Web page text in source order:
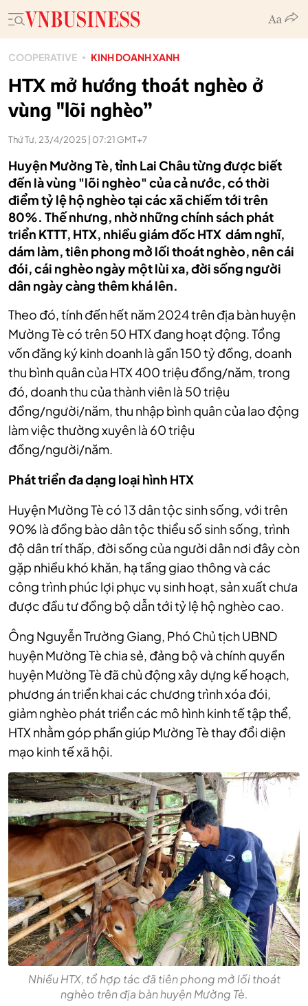
COOPERATIVE KINH DOANH XANH
HTX mở hướng thoát nghèo ở
vùng "lõi nghèo”
Thứ Tư, 23/4/2025 | 07:21 GMT+7
Huyện Mường Tè, tỉnh Lai Châu từng được biết
đến là vùng "lõi nghèo" của cả nước, có thời
điểm tỷ lệ hộ nghèo tại các xã chiếm tới trên
80%. Thế nhưng, nhờ những chính sách phát
triển KTTT, HTX, nhiều giám đốc HTX dám nghĩ,
dám làm, tiên phong mở lối thoát nghèo, nên cái
đói, cái nghèo ngày một lùi xa, đời sống người
dân ngày càng thêm khá lên.
Theo đó, tính đến hết năm 2024 trên địa bàn huyện
Mường Tè có trên 50 HTX đang hoạt động. Tổng
vốn đăng ký kinh doanh là gần 150 tỷ đồng, doanh
thu bình quân của HTX 400 triệu đồng/năm, trong
đó, doanh thu của thành viên là 50 triệu
đồng/người/năm, thu nhập bình quân của lao động
làm việc thường xuyên là 60 triệu
đồng/người/năm.
Phát triển đa dạng loại hình HTX
Huyện Mường Tè có 13 dân tộc sinh sống, với trên
90% là đồng bào dân tộc thiểu số sinh sống, trình
độ dân trí thấp, đời sống của người dân nơi đây còn
gặp nhiều khó khăn, hạ tầng giao thông và các
công trình phúc lợi phục vụ sinh hoạt, sản xuất chưa
được đầu tư đồng bộ dẫn tới tỷ lệ hộ nghèo cao.
Ông Nguyễn Trường Giang, Phó Chủ tịch UBND
huyện Mường Tè chia sẻ, đảng bộ và chính quyền
huyện Mường Tè đã chủ động xây dựng kế hoạch,
phương án triển khai các chương trình xóa đói,
giảm nghèo phát triển các mô hình kinh tế tập thể,
HTX nhằm góp phần giúp Mường Tè thay đổi diện
mạo kinh tế xã hội.
Nhiều HTX, tổ hợp tác đã tiên phong mở lối thoát
nghèo trên địa bàn huyện Mường Tè.